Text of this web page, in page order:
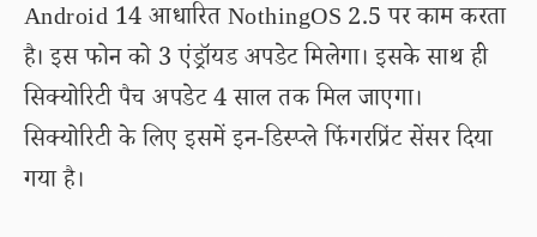
Android 14 आधारित NothingOS 2.5 पर काम करता
है। इस फोन को 3 एंड्रॉयड अपडेट मिलेगा। इसके साथ ही
सिक्योरिटी पैच अपडेट 4 साल तक मिल जाएगा।
सिक्योरिटी के लिए इसमें इन-डिस्प्ले फिंगरप्रिंट सेंसर दिया
गया है।